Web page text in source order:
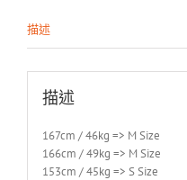
描述
描述
167cm / 46kg => M Size
166cm / 49kg => M Size
153cm / 45kg => S Size